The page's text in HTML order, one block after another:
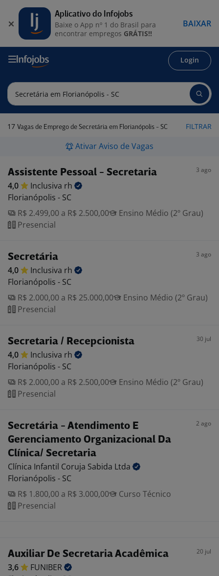
Login
17 Vagas de Emprego de Secretária em Florianópolis - SC FILTRAR
Ativar Aviso de Vagas
Assistente Pessoal - Secretaria 3 ago
4,0 Inclusiva rh
Florianópolis - SC
R$ 2.499,00 a R$ 2.500,00
Ensino Médio (2º Grau)
Presencial
Secretária 3 ago
4,0 Inclusiva rh
Florianópolis - SC
R$ 2.000,00 a R$ 25.000,00
Ensino Médio (2º Grau)
Presencial
Secretaria / Recepcionista 30 jul
4,0 Inclusiva rh
Florianópolis - SC
R$ 2.000,00 a R$ 2.500,00
Ensino Médio (2º Grau)
Presencial
Secretária - Atendimento E
Gerenciamento Organizacional Da
Clínica/ Secretaria
2 ago
Clínica Infantil Coruja Sabida Ltda
Florianópolis - SC
R$ 1.800,00 a R$ 3.000,00
Curso Técnico
Presencial
Auxiliar De Secretaria Acadêmica 20 jul
3,6
FUNIBER
Aplicativo do Infojobs
Baixe o App nº 1 do Brasil para
encontrar empregos GRÁTIS!!
BAIXAR